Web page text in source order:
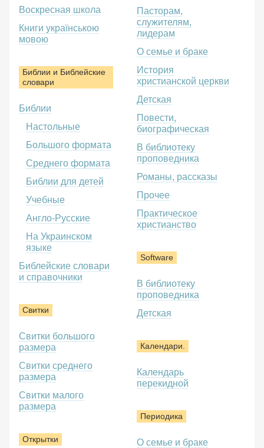
Воскресная школа
Книги українською
мовою
Библии и Библейские
словари
Библии
Настольные
Большого формата
Среднего формата
Библии для детей
Учебные
Англо-Русские
На Украинском
языке
Библейские словари
и справочники
Свитки
Свитки большого
размера
Свитки среднего
размера
Свитки малого
размера
Открытки
Пасторам,
служителям,
лидерам
О семье и браке
История
христианской церкви
Детская
Повести,
биографическая
В библиотеку
проповедника
Романы, рассказы
Прочее
Практическое
христианство
Software
В библиотеку
проповедника
Детская
Календари.
Календарь
перекидной
Периодика
О семье и браке